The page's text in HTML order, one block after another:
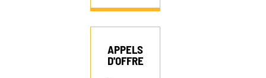
APPELS
D'OFFRE